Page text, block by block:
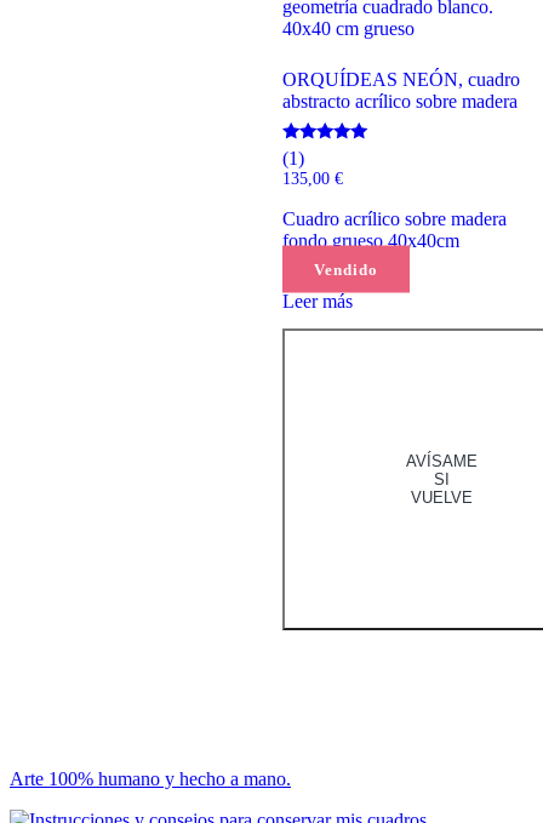
Vendido
ORQUÍDEAS NEÓN, cuadro
abstracto acrílico sobre madera
Valorado
con
5.00
(1)
135,00 €
Cuadro acrílico sobre madera
fondo grueso 40x40cm
Leer más
AVÍSAME
SI
VUELVE
Arte 100% humano y hecho a mano.